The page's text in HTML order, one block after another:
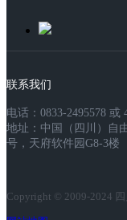
联系我们
电话：0833-2495578 或
地址：中国（四川）自
号，天府软件园G8-3楼
Copyright © 2009-2024